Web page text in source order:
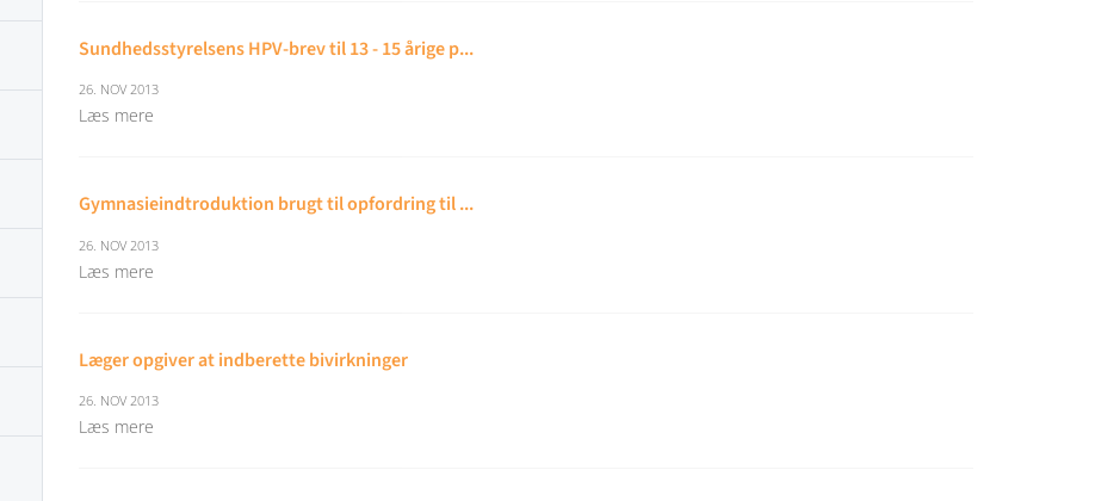
Sundhedsstyrelsens HPV-brev til 13 - 15 årige p...
26. NOV 2013
Læs mere
Gymnasieindtroduktion brugt til opfordring til ...
26. NOV 2013
Læs mere
Læger opgiver at indberette bivirkninger
26. NOV 2013
Læs mere